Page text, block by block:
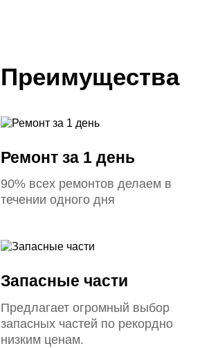
Преимущества
Ремонт за 1 день
90% всех ремонтов делаем в
течении одного дня
Запасные части
Предлагает огромный выбор
запасных частей по рекордно
низким ценам.